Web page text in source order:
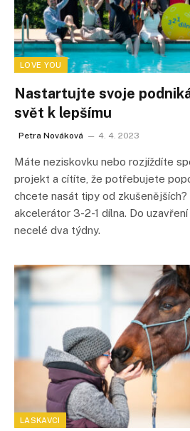
LOVE YOU
Nastartujte svoje
svět k lepšímu
Petra Nováková 4. 4. 2023
Máte neziskovku nebo rozjíždíte
projekt a cítíte, že potřebujete
chcete nasát tipy od zkušenějších?
akcelerátor 3-2-1 dílna. Do
necelé dva týdny.
LASKAVCI